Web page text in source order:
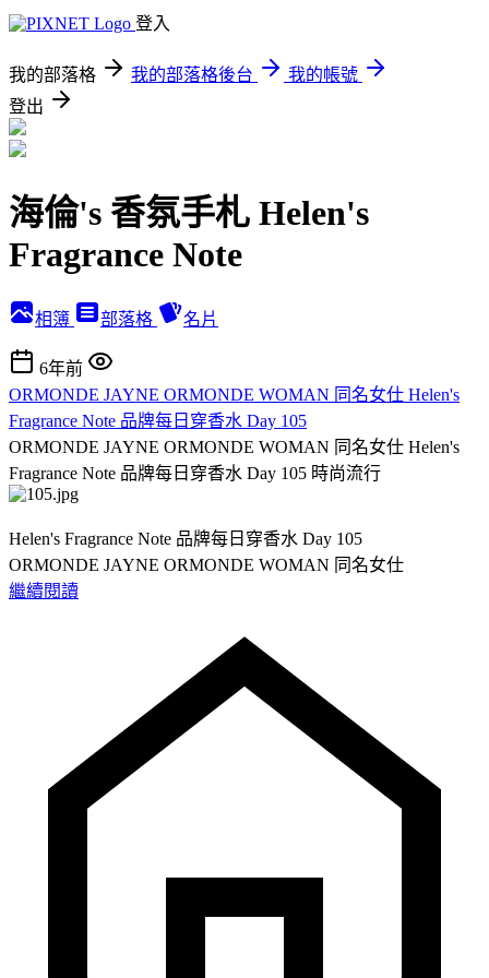
登入
我的部落格 我的部落格後台
我的帳號
登出
海倫's 香氛手札 Helen's
Fragrance Note
相簿 部落格 名片
6年前
ORMONDE JAYNE ORMONDE WOMAN 同名女仕 Helen's
Fragrance Note 品牌每日穿香水 Day 105
ORMONDE JAYNE ORMONDE WOMAN 同名女仕 Helen's
Fragrance Note 品牌每日穿香水 Day 105 時尚流行
Helen's Fragrance Note 品牌每日穿香水 Day 105
ORMONDE JAYNE ORMONDE WOMAN 同名女仕
繼續閱讀